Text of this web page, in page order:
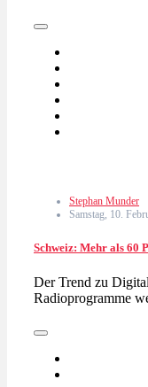
Stephan Munder
Samstag, 10.
Schweiz: Mehr als 60
Der Trend zu
Radioprogramme